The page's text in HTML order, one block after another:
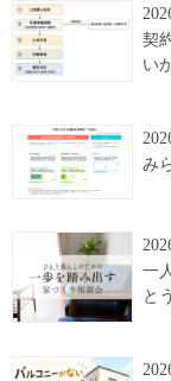
契
い
み
一
と